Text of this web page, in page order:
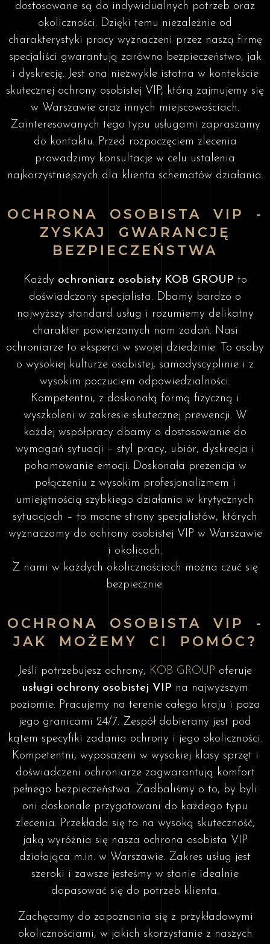
dostosowane są do indywidualnych potrzeb oraz
okoliczności. Dzięki temu niezależnie od
charakterystyki pracy wyznaczeni przez naszą firmę
specjaliści gwarantują zarówno bezpieczeństwo, jak
i dyskrecję. Jest ona niezwykle istotna w kontekście
skutecznej ochrony osobistej VIP, którą zajmujemy się
w Warszawie oraz innych miejscowościach.
Zainteresowanych tego typu usługami zapraszamy
do kontaktu. Przed rozpoczęciem zlecenia
prowadzimy konsultacje w celu ustalenia
najkorzystniejszych dla klienta schematów działania.
OCHRONA OSOBISTA VIP -
ZYSKAJ GWARANCJĘ
BEZPIECZEŃSTWA
Każdy ochroniarz osobisty KOB GROUP to
doświadczony specjalista. Dbamy bardzo o
najwyższy standard usług i rozumiemy delikatny
charakter powierzanych nam zadań. Nasi
ochroniarze to eksperci w swojej dziedzinie. To osoby
o wysokiej kulturze osobistej, samodyscyplinie i z
wysokim poczuciem odpowiedzialności.
Kompetentni, z doskonałą formą fizyczną i
wyszkoleni w zakresie skutecznej prewencji. W
każdej współpracy dbamy o dostosowanie do
wymagań sytuacji – styl pracy, ubiór, dyskrecja i
pohamowanie emocji. Doskonała prezencja w
połączeniu z wysokim profesjonalizmem i
umiejętnością szybkiego działania w krytycznych
sytuacjach – to mocne strony specjalistów, których
wyznaczamy do ochrony osobistej VIP w Warszawie
i okolicach.
Z nami w każdych okolicznościach można czuć się
bezpiecznie.
OCHRONA OSOBISTA VIP -
JAK MOŻEMY CI POMÓC?
Jeśli potrzebujesz ochrony, KOB GROUP oferuje
usługi ochrony osobistej VIP na najwyższym
poziomie. Pracujemy na terenie całego kraju i poza
jego granicami 24/7. Zespół dobierany jest pod
kątem specyfiki zadania ochrony i jego okoliczności.
Kompetentni, wyposażeni w wysokiej klasy sprzęt i
doświadczeni ochroniarze zagwarantują komfort
pełnego bezpieczeństwa. Zadbaliśmy o to, by byli
oni doskonale przygotowani do każdego typu
zlecenia. Przekłada się to na wysoką skuteczność,
jaką wyróżnia się nasza ochrona osobista VIP
działająca m.in. w Warszawie. Zakres usług jest
szeroki i zawsze jesteśmy w stanie idealnie
dopasować się do potrzeb klienta.
Zachęcamy do zapoznania się z przykładowymi
okolicznościami, w jakich skorzystanie z naszych